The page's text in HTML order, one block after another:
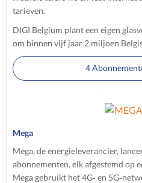
tarieven.
DIGI Belgium plant een eigen
om binnen vijf jaar 2 miljoen
4
Mega
Mega, de energieleverancier,
abonnementen, elk afgestemd op
Mega gebruikt het 4G‑ en